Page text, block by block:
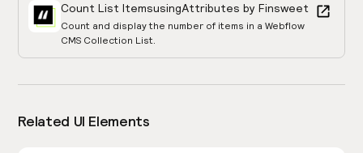
Count List ItemsusingAttributes by Finsweet
Count and display the number of items in a Webflow
CMS Collection List.
Related UI Elements